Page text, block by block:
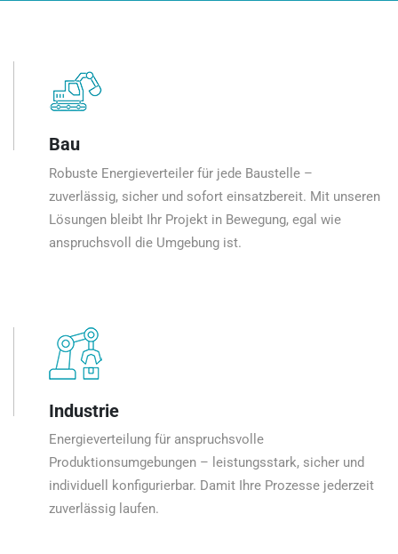
Bau
Robuste Energieverteiler für jede Baustelle –
zuverlässig, sicher und sofort einsatzbereit. Mit unseren
Lösungen bleibt Ihr Projekt in Bewegung, egal wie
anspruchsvoll die Umgebung ist.
Industrie
Energieverteilung für anspruchsvolle
Produktionsumgebungen – leistungsstark, sicher und
individuell konfigurierbar. Damit Ihre Prozesse jederzeit
zuverlässig laufen.